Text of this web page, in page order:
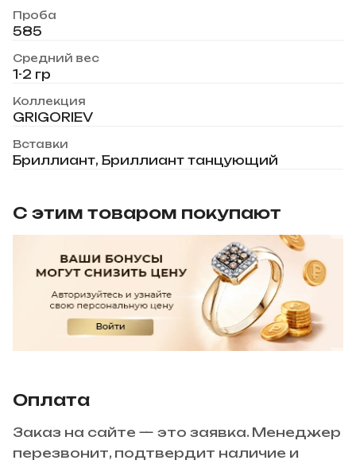
Проба
585
Средний вес
1-2 гр
Коллекция
GRIGORIEV
Вставки
Бриллиант, Бриллиант танцующий
С этим товаром покупают
Оплата
Заказ на сайте — это заявка. Менеджер
перезвонит, подтвердит наличие и